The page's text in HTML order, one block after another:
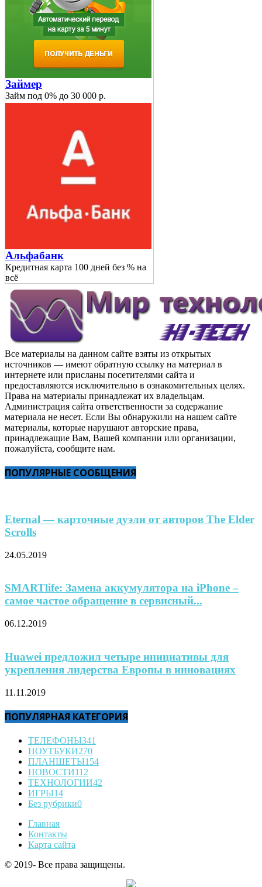
Займер
Займ под 0% до 30 000 р.
Альфабанк
Кредитная карта 100 дней без % на
всё
Все материалы на данном сайте взяты из открытых
источников — имеют обратную ссылку на материал в
интернете или присланы посетителями сайта и
предоставляются исключительно в ознакомительных целях.
Права на материалы принадлежат их владельцам.
Администрация сайта ответственности за содержание
материала не несет. Если Вы обнаружили на нашем сайте
материалы, которые нарушают авторские права,
принадлежащие Вам, Вашей компании или организации,
пожалуйста, сообщите нам.
ПОПУЛЯРНЫЕ СООБЩЕНИЯ
Eternal — карточные дуэли от авторов The Elder
Scrolls
24.05.2019
SMARTlife: Замена аккумулятора на iPhone –
самое частое обращение в сервисный...
06.12.2019
Huawei предложил четыре инициативы для
укрепления лидерства Европы в инновациях
11.11.2019
ПОПУЛЯРНАЯ КАТЕГОРИЯ
ТЕЛЕФОНЫ341
НОУТБУКИ270
ПЛАНШЕТЫ154
НОВОСТИ112
ТЕХНОЛОГИИ42
ИГРЫ14
Без рубрики0
Главная
Контакты
Карта сайта
© 2019- Все права защищены.